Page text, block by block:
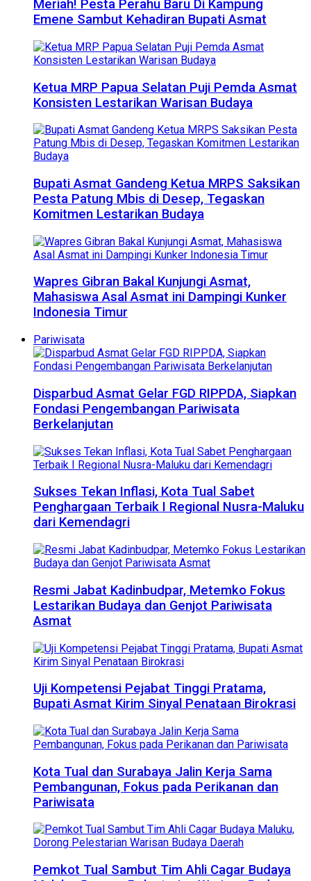
Meriah! Pesta Perahu Baru Di Kampung
Emene Sambut Kehadiran Bupati Asmat
Ketua MRP Papua Selatan Puji Pemda Asmat
Konsisten Lestarikan Warisan Budaya
Bupati Asmat Gandeng Ketua MRPS Saksikan
Pesta Patung Mbis di Desep, Tegaskan
Komitmen Lestarikan Budaya
Wapres Gibran Bakal Kunjungi Asmat,
Mahasiswa Asal Asmat ini Dampingi Kunker
Indonesia Timur
Pariwisata
Disparbud Asmat Gelar FGD RIPPDA, Siapkan
Fondasi Pengembangan Pariwisata
Berkelanjutan
Sukses Tekan Inflasi, Kota Tual Sabet
Penghargaan Terbaik I Regional Nusra-Maluku
dari Kemendagri
Resmi Jabat Kadinbudpar, Metemko Fokus
Lestarikan Budaya dan Genjot Pariwisata
Asmat
Uji Kompetensi Pejabat Tinggi Pratama,
Bupati Asmat Kirim Sinyal Penataan Birokrasi
Kota Tual dan Surabaya Jalin Kerja Sama
Pembangunan, Fokus pada Perikanan dan
Pariwisata
Pemkot Tual Sambut Tim Ahli Cagar Budaya